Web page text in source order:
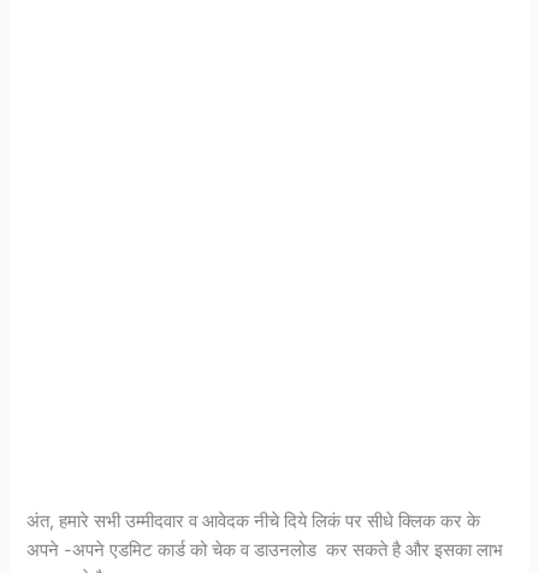
अंत, हमारे सभी उम्मीदवार व आवेदक नीचे दिये लिकं पर सीधे क्लिक कर के
अपने -अपने एडमिट कार्ड को चेक व डाउनलोड कर सकते है और इसका लाभ